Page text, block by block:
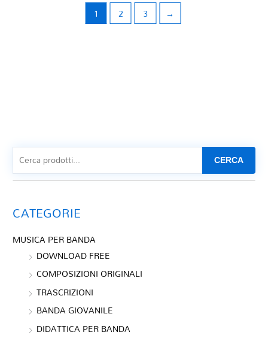
1 2 3 →
CERCA
CATEGORIE
MUSICA PER BANDA
DOWNLOAD FREE
COMPOSIZIONI ORIGINALI
TRASCRIZIONI
BANDA GIOVANILE
DIDATTICA PER BANDA